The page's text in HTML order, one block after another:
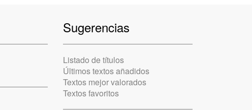
Sugerencias
Listado de títulos
Últimos textos añadidos
Textos mejor valorados
Textos favoritos